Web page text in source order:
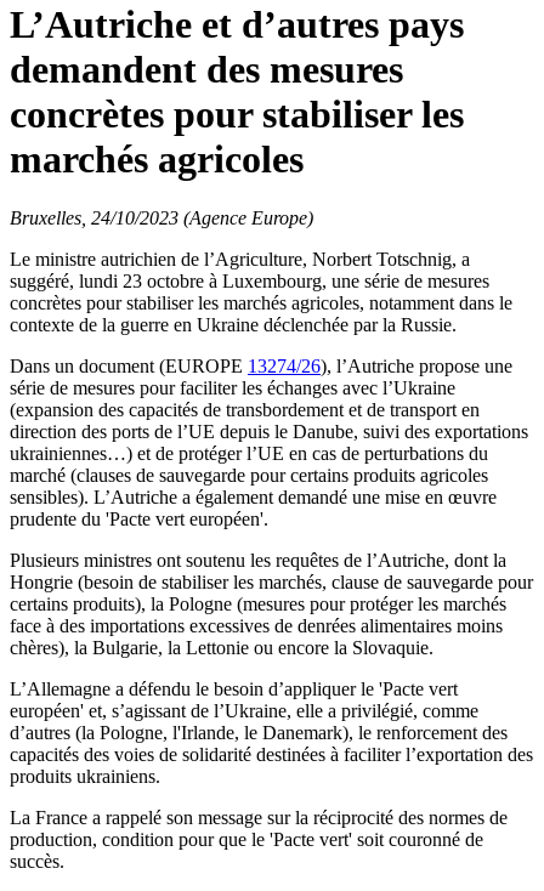
L’Autriche et d’autres pays
demandent des mesures
concrètes pour stabiliser les
marchés agricoles
Bruxelles, 24/10/2023 (Agence Europe)
Le ministre autrichien de l’Agriculture, Norbert Totschnig, a
suggéré, lundi 23 octobre à Luxembourg, une série de mesures
concrètes pour stabiliser les marchés agricoles, notamment dans le
contexte de la guerre en Ukraine déclenchée par la Russie.
Dans un document (EUROPE 13274/26), l’Autriche propose une
série de mesures pour faciliter les échanges avec l’Ukraine
(expansion des capacités de transbordement et de transport en
direction des ports de l’UE depuis le Danube, suivi des exportations
ukrainiennes…) et de protéger l’UE en cas de perturbations du
marché (clauses de sauvegarde pour certains produits agricoles
sensibles). L’Autriche a également demandé une mise en œuvre
prudente du 'Pacte vert européen'.
Plusieurs ministres ont soutenu les requêtes de l’Autriche, dont la
Hongrie (besoin de stabiliser les marchés, clause de sauvegarde pour
certains produits), la Pologne (mesures pour protéger les marchés
face à des importations excessives de denrées alimentaires moins
chères), la Bulgarie, la Lettonie ou encore la Slovaquie.
L’Allemagne a défendu le besoin d’appliquer le 'Pacte vert
européen' et, s’agissant de l’Ukraine, elle a privilégié, comme
d’autres (la Pologne, l'Irlande, le Danemark), le renforcement des
capacités des voies de solidarité destinées à faciliter l’exportation des
produits ukrainiens.
La France a rappelé son message sur la réciprocité des normes de
production, condition pour que le 'Pacte vert' soit couronné de
succès.